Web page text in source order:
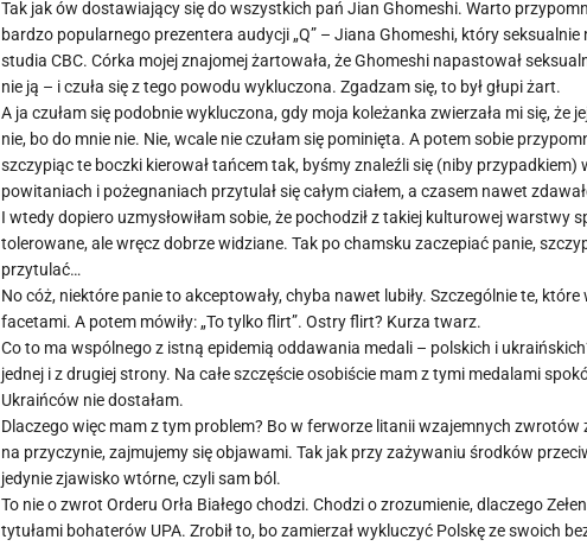
Tak jak ów dostawiający się do wszystkich pań Jian Ghomeshi. Warto
bardzo popularnego prezentera audycji „Q” – Jiana Ghomeshi, który
studia CBC. Córka mojej znajomej żartowała, że Ghomeshi napastował
nie ją – i czuła się z tego powodu wykluczona. Zgadzam się, to był głupi żart.
A ja czułam się podobnie wykluczona, gdy moja koleżanka zwierzała mi się,
nie, bo do mnie nie. Nie, wcale nie czułam się pominięta. A potem sobie
szczypiąc te boczki kierował tańcem tak, byśmy znaleźli się (niby
powitaniach i pożegnaniach przytulał się całym ciałem, a czasem nawet
I wtedy dopiero uzmysłowiłam sobie, że pochodził z takiej kulturowej warstwy
tolerowane, ale wręcz dobrze widziane. Tak po chamsku zaczepiać panie,
przytulać…
No cóż, niektóre panie to akceptowały, chyba nawet lubiły. Szczególnie te,
facetami. A potem mówiły: „To tylko flirt”. Ostry flirt? Kurza twarz.
Co to ma wspólnego z istną epidemią oddawania medali – polskich i
jednej i z drugiej strony. Na całe szczęście osobiście mam z tymi medalami
Ukraińców nie dostałam.
Dlaczego więc mam z tym problem? Bo w ferworze litanii wzajemnych
na przyczynie, zajmujemy się objawami. Tak jak przy zażywaniu środków
jedynie zjawisko wtórne, czyli sam ból.
To nie o zwrot Orderu Orła Białego chodzi. Chodzi o zrozumienie, dlaczego
tytułami bohaterów UPA. Zrobił to, bo zamierzał wykluczyć Polskę ze swoich